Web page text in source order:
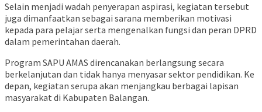
Selain menjadi wadah penyerapan aspirasi, kegiatan tersebut
juga dimanfaatkan sebagai sarana memberikan motivasi
kepada para pelajar serta mengenalkan fungsi dan peran DPRD
dalam pemerintahan daerah.
Program SAPU AMAS direncanakan berlangsung secara
berkelanjutan dan tidak hanya menyasar sektor pendidikan. Ke
depan, kegiatan serupa akan menjangkau berbagai lapisan
masyarakat di Kabupaten Balangan.